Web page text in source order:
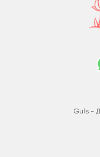
Guls -